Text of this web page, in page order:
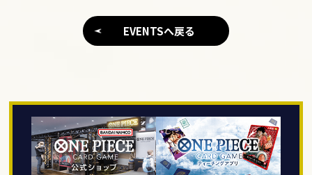
EVENTSへ戻る